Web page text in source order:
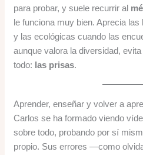
para probar, y suele recurrir al
le funciona muy bien. Aprecia
y las ecológicas cuando las
aunque valora la diversidad,
todo: las prisas.
Aprender, enseñar y volver a
Carlos se ha formado viendo
sobre todo, probando por sí
propio. Sus errores —como